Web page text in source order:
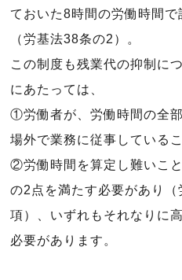
ておいた8時間の労働時間
（労基法38条の2）。
この制度も残業代の抑制に
にあたっては、
①労働者が、労働時間の全
場外で業務に従事している
②労働時間を算定し難いこと
の2点を満たす必要があり
項）、いずれもそれなりに
必要があります。